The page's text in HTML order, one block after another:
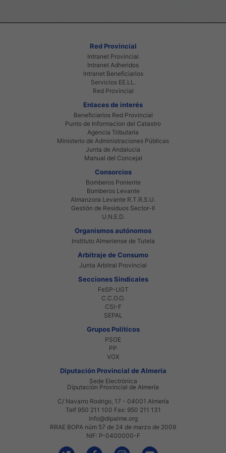
Red Provincial
Intranet Provincial
Intranet Adheridos
Intranet Beneficiarios
Servicios EE.LL.
Red Provincial
Enlaces de interés
Beneficiarios Red Provincial
Punto de Informacion del Catastro
Agencia Tributaria
Ministerio de Administraciones Públicas
Junta de Andalucia
Manual del Concejal
Consorcios
Bomberos Poniente
Bomberos Levante
Almanzora Levante R.T.R.S.U.
Gestión de Residuos Sector-II
U.N.E.D.
Organismos autónomos
Instituto Almeriense de Tutela
Arbitraje de Consumo
Junta Arbitral Provincial
Secciones Sindicales
FeSP-UGT
C.C.O.O.
CSI-F
SEPAL
Grupos Políticos
PSOE
PP
VOX
Diputación Provincial de Almería
Sede Electrónica
Diputación Provincial de Almería
C/ Navarro Rodrigo, 17 - 04001 Almería
Telf 950 211 100 Fax: 950 211 131
info@dipalme.org
RRAE BOPA núm 57 de 24 de marzo de 2009
NIF: P-0400000-F